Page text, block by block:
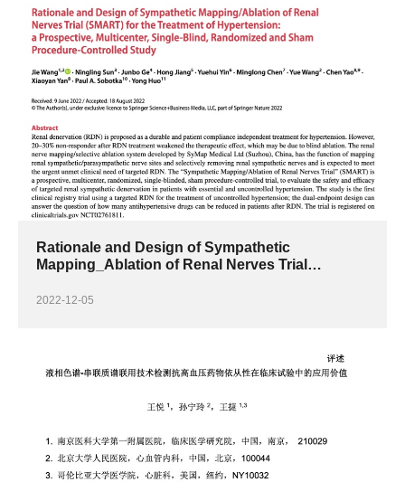
Rationale and Design of Sympathetic
Mapping_Ablation of Renal Nerves Trial
2022-12-05